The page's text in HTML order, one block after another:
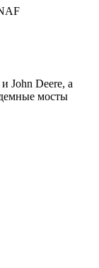
John Deere, а
мосты